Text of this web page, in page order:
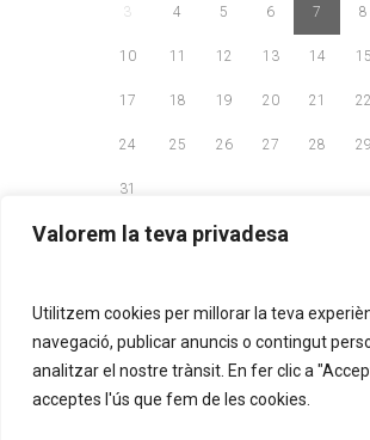
Valorem la teva privadesa
Utilitzem cookies per millorar la teva
navegació, publicar anuncis o contingut
analitzar el nostre trànsit. En fer clic a
acceptes l'ús que fem de les cookies.
3 4 5 6 7 8
10 11 12 13 14 15
17 18 19 20 21 22
24 25 26 27 28 29
31
93 268 81 30
AVÍS LEGAL POLÍTICA DE